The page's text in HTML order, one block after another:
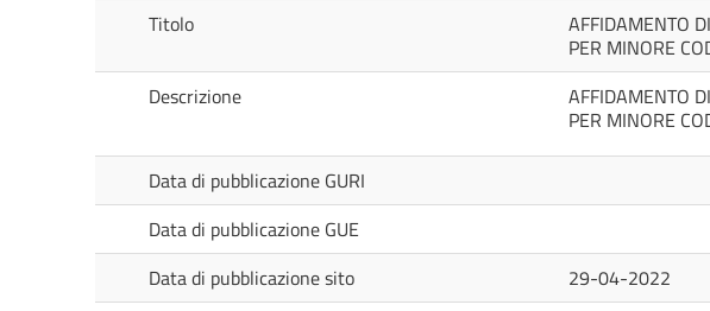
Titolo
AFFIDAMENTO
PER MINORE
Descrizione
AFFIDAMENTO
PER MINORE
Data di pubblicazione GURI
Data di pubblicazione GUE
Data di pubblicazione sito
29-04-2022